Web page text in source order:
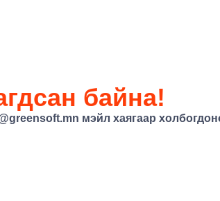
байна!
мэйл хаягаар